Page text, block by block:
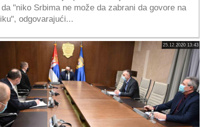
"niko Srbima ne može da zabrani da govore na
odgovarajući...
25.12.2020 13:43